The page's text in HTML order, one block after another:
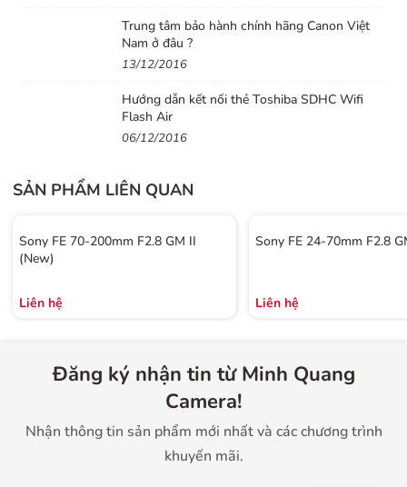
Trung tâm bảo hành chính hãng Canon Việt
Nam ở đâu ?
13/12/2016
Hướng dẫn kết nối thẻ Toshiba SDHC Wifi
Flash Air
06/12/2016
SẢN PHẨM LIÊN QUAN
Sony FE 70-200mm F2.8 GM II
(New)
Liên hệ
Sony FE 24-70mm F2.8
Liên hệ
Đăng ký nhận tin từ Minh Quang
Camera!
Nhận thông tin sản phẩm mới nhất và các chương trình
khuyến mãi.